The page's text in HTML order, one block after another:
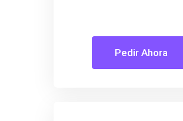
Pedir Ahora